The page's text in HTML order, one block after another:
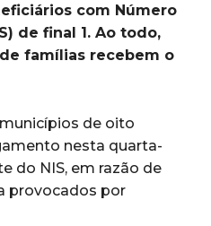
com Número
de final 1. Ao todo,
famílias recebem o
de oito
nesta quarta-
do NIS, em razão de
provocados por